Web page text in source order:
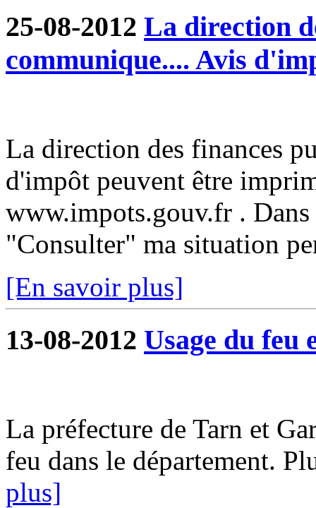
25-08-2012 La direction
communique.... Avis
La direction des finances
d'impôt peuvent être
www.impots.gouv.fr .
"Consulter" ma situation
[En savoir plus]
13-08-2012 Usage du feu
La préfecture de Tarn et
feu dans le département.
plus]